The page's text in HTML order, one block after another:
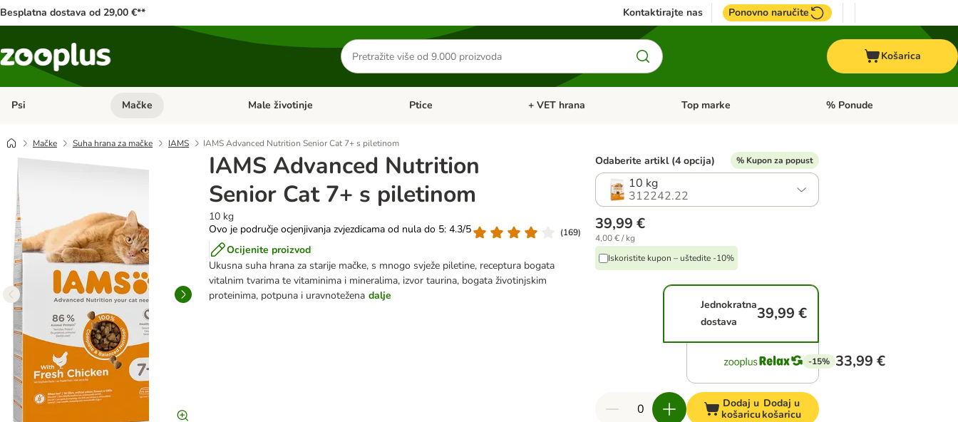
Besplatna dostava od 29,00 €** Kontaktirajte nas Ponovno naručite
Traži
proizvode
Košarica
Psi Pregled kategorija: Psi
Mačke Pregled kategorija: Mačke
Male životinje Pregled kategorija: Male životinje
Ptice Pregled kategorija: Ptice
+ VET hrana Pregled kategorija: + VET hrana
Top marke Pregled kategorija: Top marke
% Ponude
Mačke Suha hrana za mačke IAMS IAMS Advanced Nutrition Senior Cat 7+ s piletinom
IAMS Advanced Nutrition
Senior Cat 7+ s piletinom
10 kg
Ovo je područje ocjenjivanja zvjezdicama od nula do 5: 4.3/5
(169)
Ocijenite proizvod
Ukusna suha hrana za starije mačke, s mnogo svježe piletine, receptura bogata
vitalnim tvarima te vitaminima i mineralima, izvor taurina, bogata životinjskim
proteinima, potpuna i uravnotežena dalje
Odaberite artikl (4 opcija) % Kupon za popust
10 kg
312242.22
39,99 €
4,00 € / kg
Iskoristite kupon – uštedite -10%
Jednokratna
dostava
39,99 €
-15% 33,99 €
Dodaj u
košaricu
Dodaj u
košaricu